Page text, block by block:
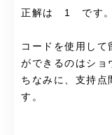
正解は 1 です。
コードを使用して
ができるのはショ
ちなみに、支持点
す。